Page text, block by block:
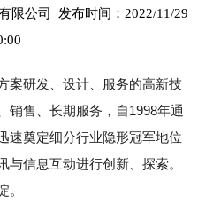
限公司 发布时间：2022/11/29
案研发、设计、服务的高新技
销售、长期服务，自1998年通
速奠定细分行业隐形冠军地位
与信息互动进行创新、探索。
。